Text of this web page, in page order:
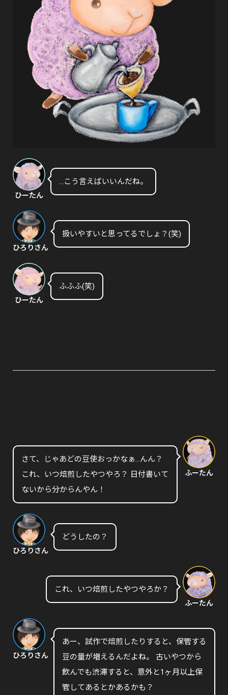
ひーたん
…こう言えばいいんだね。
ひろりさん
扱いやすいと思ってるでしょ？(笑)
ひーたん
ふふふ(笑)
さて、じゃあどの豆使おっかなぁ…んん？
これ、いつ焙煎したやつやろ？ 日付書いて
ないから分からんやん！
ふーたん
ひろりさん
どうしたの？
これ、いつ焙煎したやつやろか？
ふーたん
ひろりさん
あー、試作で焙煎したりすると、保管する
豆の量が増えるんだよね。 古いやつから
飲んでも渋滞すると、意外と1ヶ月以上保
管してあるとかあるかも？